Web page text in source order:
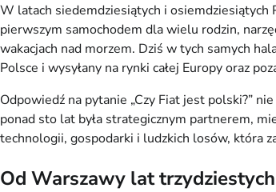
W latach siedemdziesiątych i osiemdziesiątych
pierwszym samochodem dla wielu rodzin,
wakacjach nad morzem. Dziś w tych samych
Polsce i wysyłany na rynki całej Europy oraz
Odpowiedź na pytanie „Czy Fiat jest polski?”
ponad sto lat była strategicznym partnerem,
technologii, gospodarki i ludzkich losów, która
Od Warszawy lat